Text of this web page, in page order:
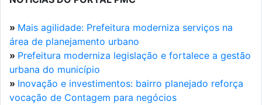
» Mais agilidade: Prefeitura moderniza serviços na
área de planejamento urbano
» Prefeitura moderniza legislação e fortalece a gestão
urbana do município
» Inovação e investimentos: bairro planejado reforça
vocação de Contagem para negócios